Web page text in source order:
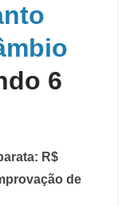
6
R$
de